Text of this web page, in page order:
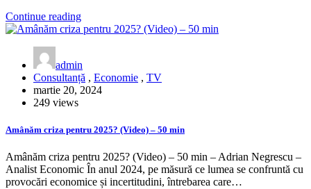
Continue reading
admin
Consultanță , Economie , TV
martie 20, 2024
249 views
Amânăm criza pentru 2025? (Video) – 50 min
Amânăm criza pentru 2025? (Video) – 50 min – Adrian Negrescu –
Analist Economic În anul 2024, pe măsură ce lumea se confruntă cu
provocări economice și incertitudini, întrebarea care…